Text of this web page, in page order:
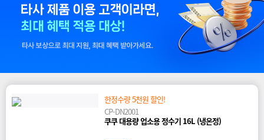
한정수량 5천원 할인!
CP-DN2001
쿠쿠 대용량 업소용 정수기 16L (냉온정)